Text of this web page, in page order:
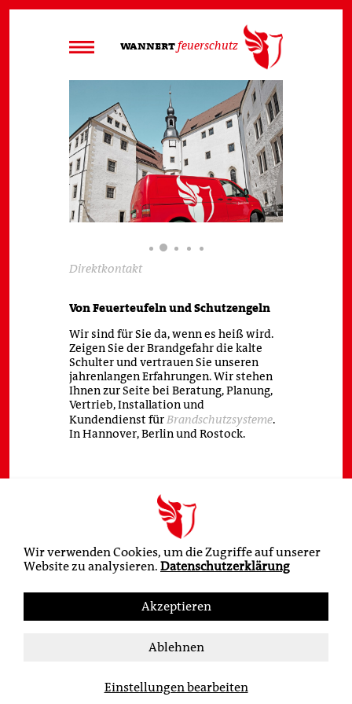
wannertfeuerschutz
Zertifizierungen
Referenzen
Leistungen
Service
Kontakt
Impressum
Direktkontakt
Von Feuerteufeln und Schutzengeln
Wir sind für Sie da, wenn es heiß wird.
Zeigen Sie der Brandgefahr die kalte
Schulter und vertrauen Sie unseren
jahrenlangen Erfahrungen. Wir stehen
Ihnen zur Seite bei Beratung, Planung,
Vertrieb, Installation und
Kundendienst fürBrandschutzsysteme.
In Hannover, Berlin und Rostock.
Wir verwenden Cookies, um die Zugriffe auf unserer
Website zu analysieren. Datenschutzerklärung
Ablehnen
Akzeptieren
Einstellungen bearbeiten